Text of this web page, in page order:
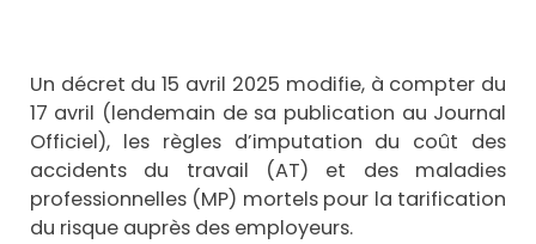
Un décret du 15 avril 2025 modifie, à compter du
17 avril (lendemain de sa publication au Journal
Officiel), les règles d’imputation du coût des
accidents du travail (AT) et des maladies
professionnelles (MP) mortels pour la tarification
du risque auprès des employeurs.